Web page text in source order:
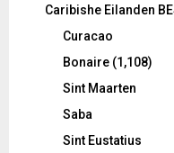
Caribishe Eilanden
Curacao
Bonaire (1,108)
Sint Maarten
Saba
Sint Eustatius